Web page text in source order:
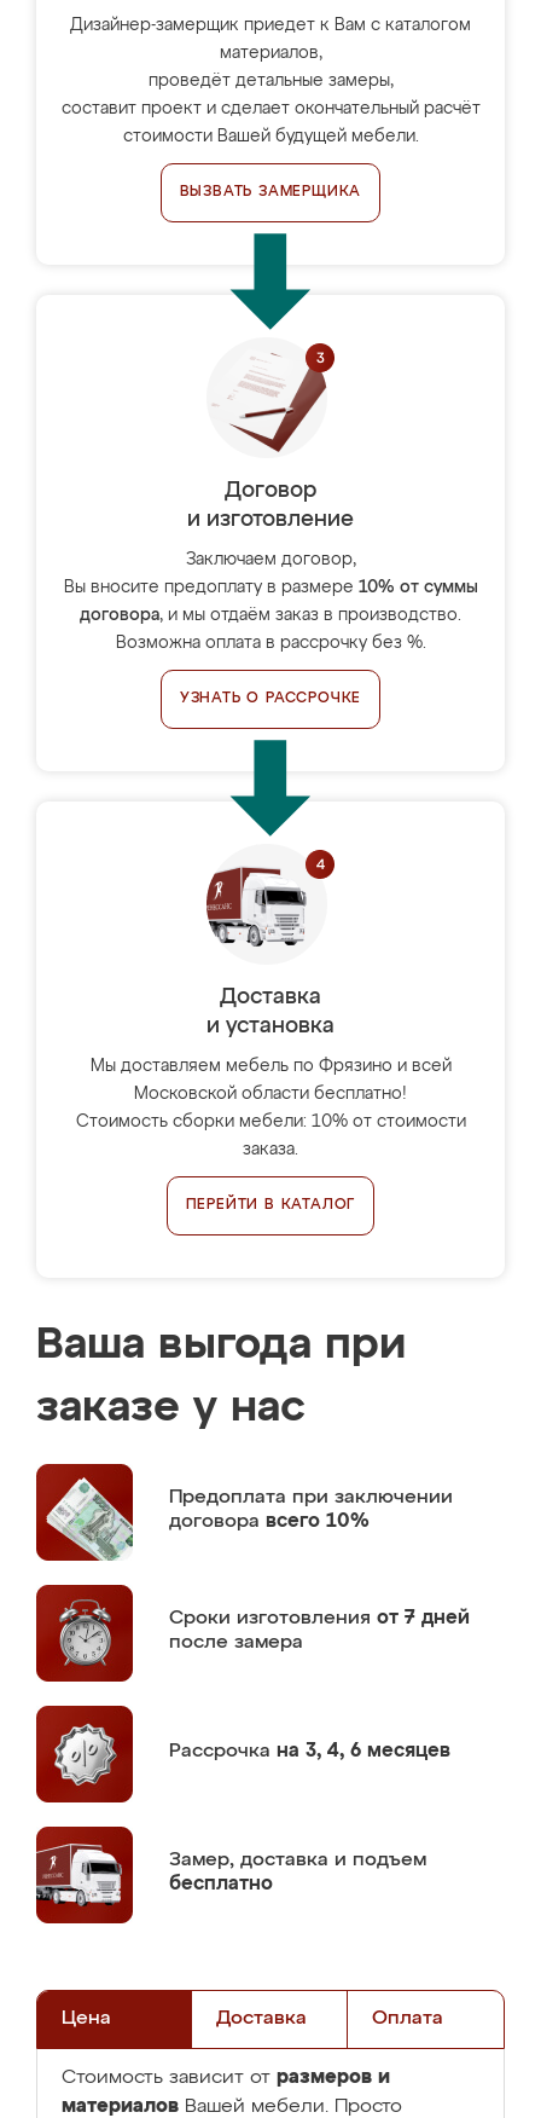
Дизайнер-замерщик приедет к Вам с каталогом
материалов,
проведёт детальные замеры,
составит проект и сделает окончательный расчёт
стоимости Вашей будущей мебели.
ВЫЗВАТЬ ЗАМЕРЩИКА
Договор
и изготовление
Заключаем договор,
Вы вносите предоплату в размере 10% от суммы
договора, и мы отдаём заказ в производство.
Возможна оплата в рассрочку без %.
УЗНАТЬ О РАССРОЧКЕ
Доставка
и установка
Мы доставляем мебель по Фрязино и всей
Московской области бесплатно!
Стоимость сборки мебели: 10% от стоимости
заказа.
ПЕРЕЙТИ В КАТАЛОГ
Ваша выгода при
заказе у нас
Предоплата при заключении
договора всего 10%
Сроки изготовления от 7 дней
после замера
Рассрочка на 3, 4, 6 месяцев
Замер, доставка и подъем
бесплатно
Цена Доставка Оплата
Стоимость зависит от размеров и
материалов Вашей мебели. Просто